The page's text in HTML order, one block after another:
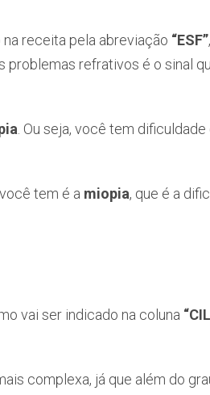
receita pela abreviação “ESF”
problemas refrativos é o sinal
. Ou seja, você tem dificuldade
tem é a miopia, que é a
vai ser indicado na coluna
complexa, já que além do